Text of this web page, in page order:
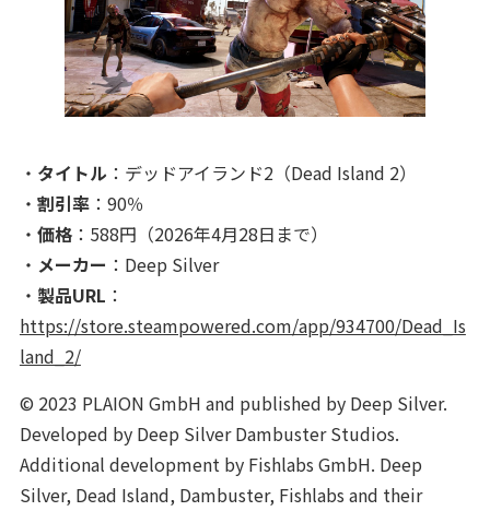
・ タイトル ：デッドアイランド2（Dead Island 2）
・ 割引率：90％
・ 価格：588円（2026年4月28日まで）
・ メーカー ：Deep Silver
・ 製品URL ：
https://store.steampowered.com/app/934700/Dead_Is
land_2/
© 2023 PLAION GmbH and published by Deep Silver.
Developed by Deep Silver Dambuster Studios.
Additional development by Fishlabs GmbH. Deep
Silver, Dead Island, Dambuster, Fishlabs and their